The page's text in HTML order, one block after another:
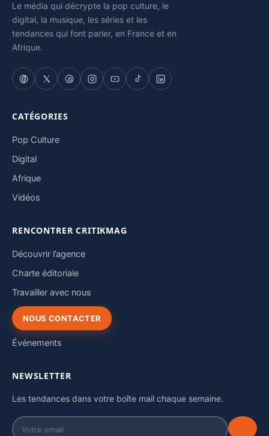
Le média qui décrypte la pop culture, le
digital, la musique, les séries et les
tendances qui font parler, en France et en
Afrique.
CATÉGORIES
Pop Culture
Digital
Afrique
Vidéos
RENCONTRER CRITIKMAG
Découvrir l’agence
Charte éditoriale
Travailler avec nous
NOUS CONTACTER
Événements
NEWSLETTER
Les tendances dans votre boîte mail chaque semaine.